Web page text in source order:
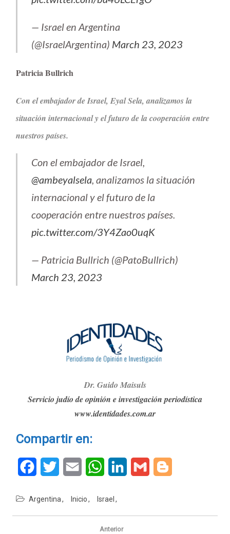
— Israel en Argentina
(@IsraelArgentina) March 23, 2023
Patricia Bullrich
Con el embajador de Israel, Eyal Sela, analizamos la
situación internacional y el futuro de la cooperación entre
nuestros países.
Con el embajador de Israel,
@ambeyalsela, analizamos la situación
internacional y el futuro de la
cooperación entre nuestros países.
pic.twitter.com/3Y4Zao0uqK
— Patricia Bullrich (@PatoBullrich)
March 23, 2023
Dr. Guido Maisuls
Servicio judío de opinión e investigación periodística
www.identidades.com.ar
Compartir en:
FacebookTwitter Email WhatsAppLinkedInGmail
Argentina Inicio Israel
Navegación
Anterior